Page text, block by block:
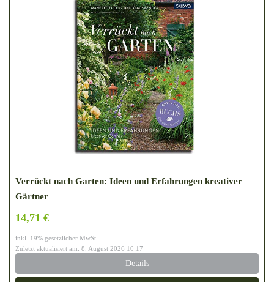
Verrückt nach Garten: Ideen und Erfahrungen kreativer
Gärtner
14,71 €
inkl. 19% gesetzlicher MwSt.
Zuletzt aktualisiert am: 8. August 2026 10:17
Details